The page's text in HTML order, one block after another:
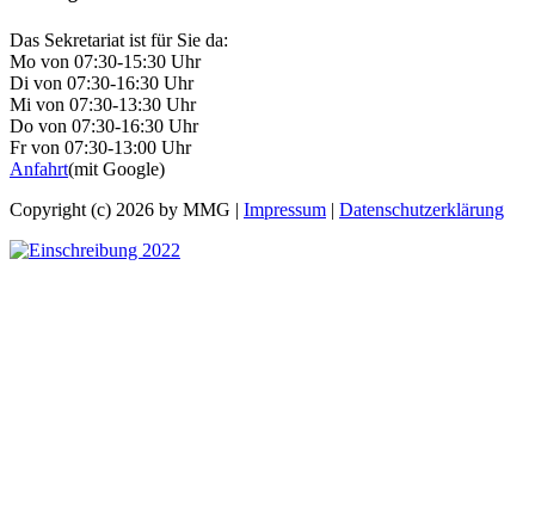
Das Sekretariat ist für Sie da:
Mo von 07:30-15:30 Uhr
Di von 07:30-16:30 Uhr
Mi von 07:30-13:30 Uhr
Do von 07:30-16:30 Uhr
Fr von 07:30-13:00 Uhr
Anfahrt(mit Google)
Copyright (c) 2026 by MMG | Impressum | Datenschutzerklärung